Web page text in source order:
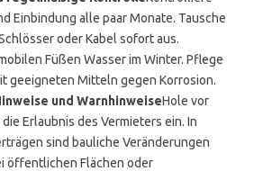
Einbindung alle paar Monate. Tausche
oder Kabel sofort aus.
Füßen Wasser im Winter. Pflege
geeigneten Mitteln gegen Korrosion.
und WarnhinweiseHole vor
Erlaubnis des Vermieters ein. In
sind bauliche Veränderungen
öffentlichen Flächen oder